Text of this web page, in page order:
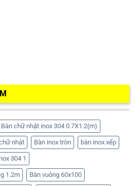
Bàn chữ nhật inox 304 0.7X1.2(m)
nhật Bàn inox tròn bàn inox xếp
304 1
1.2m Bàn vuông 60x100